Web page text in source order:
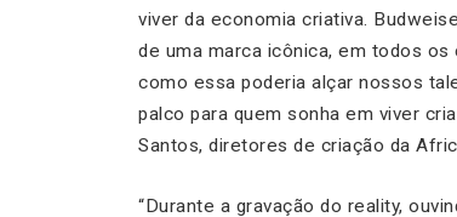
viver da economia criativa.
de uma marca icônica, em todos
como essa poderia alçar nossos
palco para quem sonha em viver
Santos, diretores de criação da
“Durante a gravação do reality,